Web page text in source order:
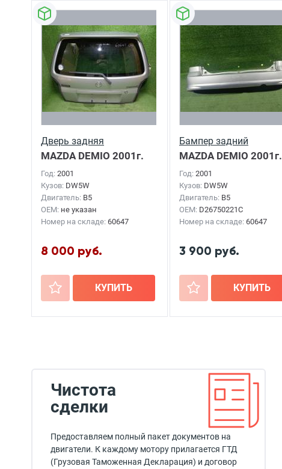
Дверь задняя
MAZDA DEMIO 2001г.
Год: 2001
Кузов: DW5W
Двигатель: B5
OEM: не указан
Номер на складе: 60647
8 000 руб.
+ КУПИТЬ
Бампер задний
MAZDA DEMIO 2001г.
Год: 2001
Кузов: DW5W
Двигатель: B5
OEM: D26750221C
Номер на складе: 60647
3 900 руб.
+ КУПИТЬ
Чистота
сделки
Предоставляем полный пакет документов на
двигатели. К каждому мотору прилагается ГТД
(Грузовая Таможенная Декларация) и договор